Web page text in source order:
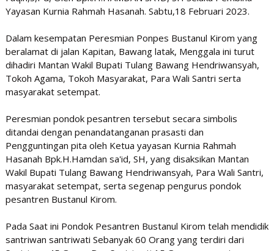
Yayasan Kurnia Rahmah Hasanah. Sabtu,18 Februari 2023.
Dalam kesempatan Peresmian Ponpes Bustanul Kirom yang
beralamat di jalan Kapitan, Bawang latak, Menggala ini turut
dihadiri Mantan Wakil Bupati Tulang Bawang Hendriwansyah,
Tokoh Agama, Tokoh Masyarakat, Para Wali Santri serta
masyarakat setempat.
Peresmian pondok pesantren tersebut secara simbolis
ditandai dengan penandatanganan prasasti dan
Pengguntingan pita oleh Ketua yayasan Kurnia Rahmah
Hasanah Bpk.H.Hamdan sa'id, SH, yang disaksikan Mantan
Wakil Bupati Tulang Bawang Hendriwansyah, Para Wali Santri,
masyarakat setempat, serta segenap pengurus pondok
pesantren Bustanul Kirom.
Pada Saat ini Pondok Pesantren Bustanul Kirom telah mendidik
santriwan santriwati Sebanyak 60 Orang yang terdiri dari